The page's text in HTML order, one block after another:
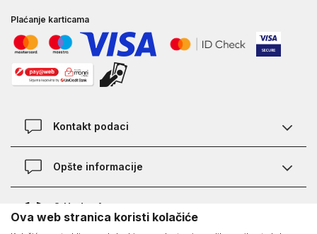
Plaćanje karticama
Kontakt podaci
Kontakt
Opšte informacije
Provjera statusa porudžbine
O Under Armour-u
Ova web stranica koristi kolačiće